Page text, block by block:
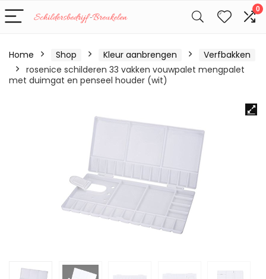
0
Home Shop Kleur aanbrengen
Verfbakken
rosenice schilderen 33 vakken vouwpalet mengpalet
met duimgat en penseel houder (wit)